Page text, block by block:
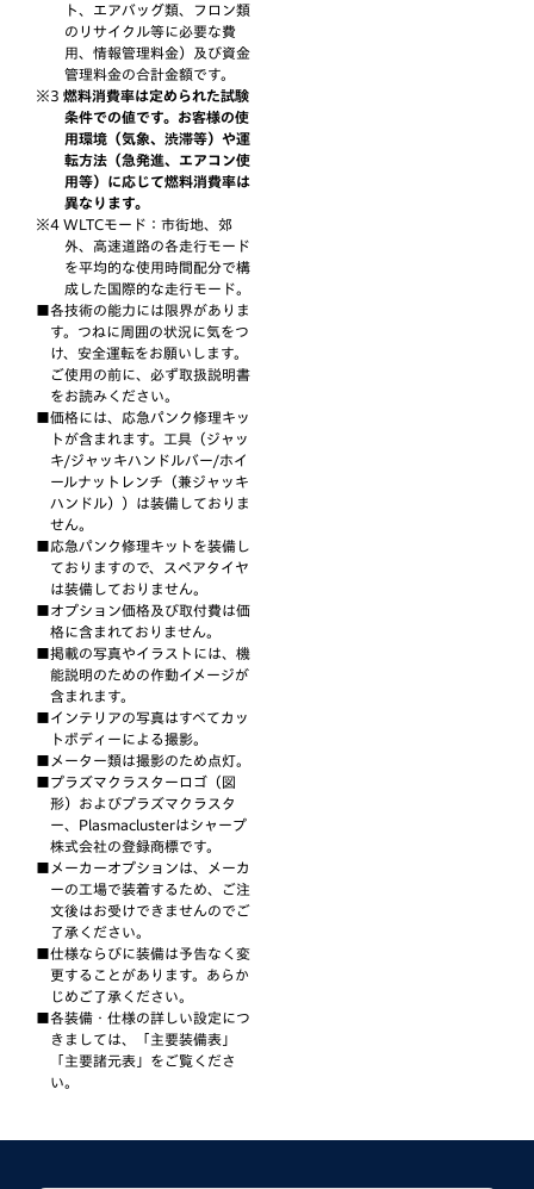
ト、エアバッグ類、フロン類
のリサイクル等に必要な費
用、情報管理料金）及び資金
管理料金の合計金額です。
燃料消費率は定められた試験
条件での値です。お客様の使
用環境（気象、渋滞等）や運
転方法（急発進、エアコン使
用等）に応じて燃料消費率は
異なります。
WLTCモード：市街地、郊
外、高速道路の各走行モード
を平均的な使用時間配分で構
成した国際的な走行モード。
各技術の能力には限界がありま
す。つねに周囲の状況に気をつ
け、安全運転をお願いします。
ご使用の前に、必ず取扱説明書
をお読みください。
価格には、応急パンク修理キッ
トが含まれます。工具（ジャッ
キ/ジャッキハンドルバー/ホイ
ールナットレンチ（兼ジャッキ
ハンドル））は装備しておりま
せん。
応急パンク修理キットを装備し
ておりますので、スペアタイヤ
は装備しておりません。
オプション価格及び取付費は価
格に含まれておりません。
掲載の写真やイラストには、機
能説明のための作動イメージが
含まれます。
インテリアの写真はすべてカッ
トボディーによる撮影。
メーター類は撮影のため点灯。
プラズマクラスターロゴ（図
形）およびプラズマクラスタ
ー、Plasmaclusterはシャープ
株式会社の登録商標です。
メーカーオプションは、メーカ
ーの工場で装着するため、ご注
文後はお受けできませんのでご
了承ください。
仕様ならびに装備は予告なく変
更することがあります。あらか
じめご了承ください。
各装備・仕様の詳しい設定につ
きましては、「主要装備表」
「主要諸元表」をご覧くださ
い。